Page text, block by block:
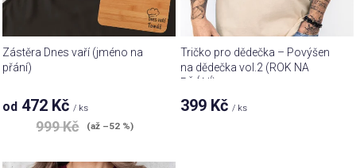
o
d
u
k
ů
Zástěra Dnes vaří (jméno na
přání)
od 472 Kč/ ks
999 Kč (až –52 %)
Tričko pro dědečka – Povýšen
na dědečka vol.2 (ROK NA
PŘÁNÍ)
399 Kč/ ks